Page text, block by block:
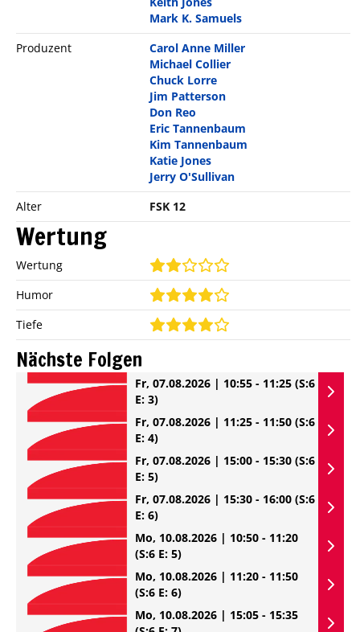
Mark K. Samuels
Produzent
Carol Anne Miller
Michael Collier
Chuck Lorre
Jim Patterson
Don Reo
Eric Tannenbaum
Kim Tannenbaum
Katie Jones
Jerry O'Sullivan
Alter
FSK 12
Wertung
Wertung
Humor
Tiefe
Nächste Folgen
Fr, 07.08.2026 | 10:55 - 11:25 (S:6
E: 3)
Fr, 07.08.2026 | 11:25 - 11:50 (S:6
E: 4)
Fr, 07.08.2026 | 15:00 - 15:30 (S:6
E: 5)
Fr, 07.08.2026 | 15:30 - 16:00 (S:6
E: 6)
Mo, 10.08.2026 | 10:50 - 11:20
(S:6 E: 5)
Mo, 10.08.2026 | 11:20 - 11:50
(S:6 E: 6)
Mo, 10.08.2026 | 15:05 - 15:35